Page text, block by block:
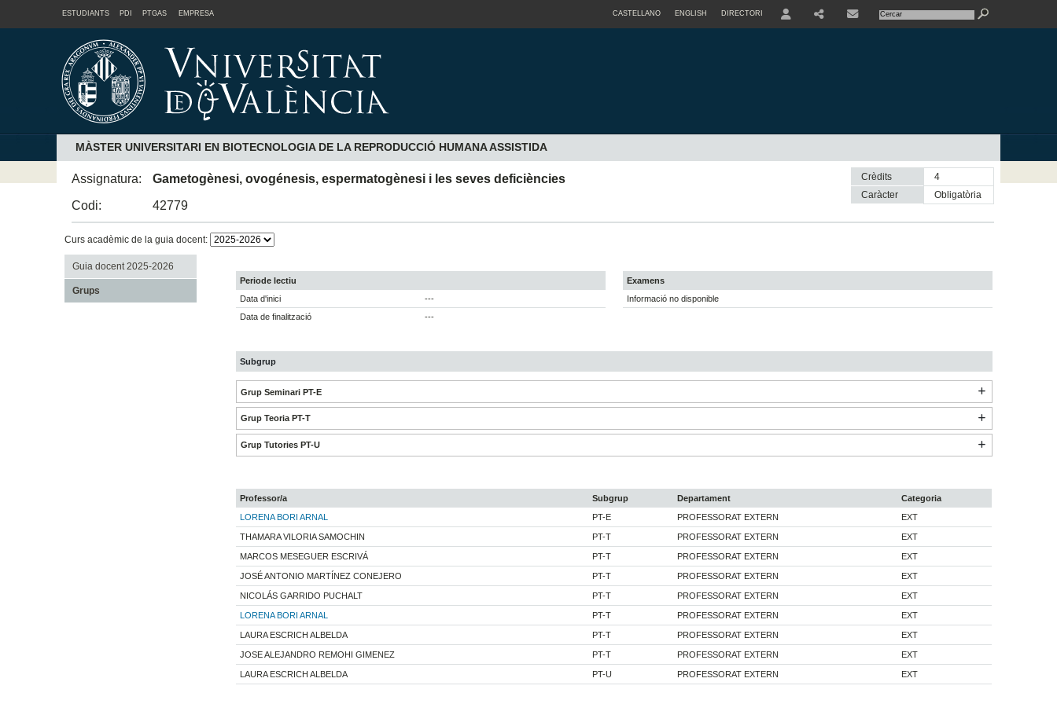
ESTUDIANTS PDI PTGAS EMPRESA CASTELLANO ENGLISH DIRECTORI
MÀSTER UNIVERSITARI EN BIOTECNOLOGIA DE LA REPRODUCCIÓ HUMANA ASSISTIDA
Assignatura:
Gametogènesi, ovogénesis, espermatogènesi i les seves deficiències
Codi:
42779
Crèdits
4
Caràcter
obligatòria
Curs acadèmic de la guia docent:
Guia docent 2025-2026
Grups
Periode lectiu
Data d'inici
---
Data de finalització
---
Examens
Informació no disponible
Subgrup
Grup Seminari PT-E
Grup Teoria PT-T
Grup Tutories PT-U
Professor/a Subgrup Departament
Categoria
LORENA BORI ARNAL
PT-E PROFESSORAT EXTERN EXT
THAMARA VILORIA SAMOCHIN PT-T PROFESSORAT EXTERN EXT
MARCOS MESEGUER ESCRIVÁ PT-T PROFESSORAT EXTERN EXT
JOSÉ ANTONIO MARTÍNEZ CONEJERO PT-T PROFESSORAT EXTERN EXT
NICOLÁS GARRIDO PUCHALT PT-T PROFESSORAT EXTERN EXT
LORENA BORI ARNAL PT-T PROFESSORAT EXTERN EXT
LAURA ESCRICH ALBELDA PT-T PROFESSORAT EXTERN EXT
JOSE ALEJANDRO REMOHI GIMENEZ PT-T PROFESSORAT EXTERN EXT
LAURA ESCRICH ALBELDA PT-U PROFESSORAT EXTERN EXT